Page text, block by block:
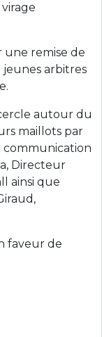
une remise de
jeunes arbitres
autour du
maillots par
communication
Directeur
ainsi que
faveur de